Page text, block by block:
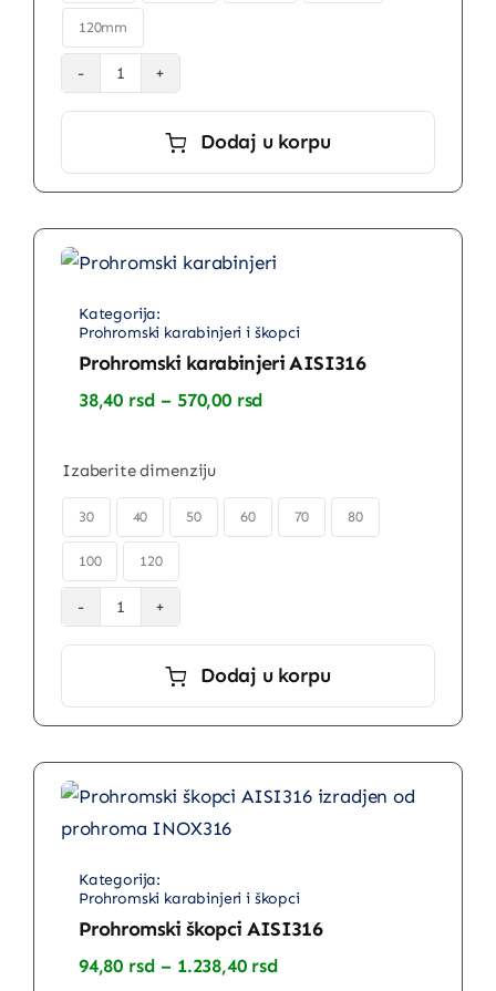
120mm
Karabinjer
sa
osiguračemDodaj u korpu
Prohromski karabinjeri i škopci
Prohromski karabinjeri AISI316
38,40 rsd – 570,00 rsd
570,00 rsd
Izaberite dimenziju
30 40 50 60 70 80
100 120
Prohromski
karabinjeri
AISI316
Dodaj u korpu
Prohromski karabinjeri i škopci
Prohromski škopci AISI316
94,80 rsd – 1.238,40 rsdRaspon